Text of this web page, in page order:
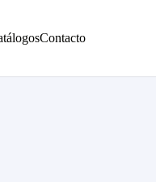
Contacto